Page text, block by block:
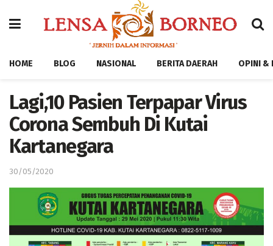
HOME BLOG NASIONAL BERITA DAERAH OPINI &
Lagi,10 Pasien Terpapar Virus
Corona Sembuh Di Kutai
Kartanegara
30/05/2020